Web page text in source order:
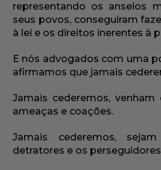
representando os anseios
seus povos, conseguiram
à lei e os direitos inerentes à
E nós advogados com uma
afirmamos que jamais
Jamais cederemos,
ameaças e coações.
Jamais cederemos,
detratores e os